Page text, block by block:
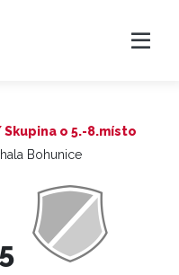
o 5.-8.místo
Bohunice